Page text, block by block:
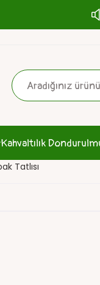
Kahvaltılık
Tatlısı